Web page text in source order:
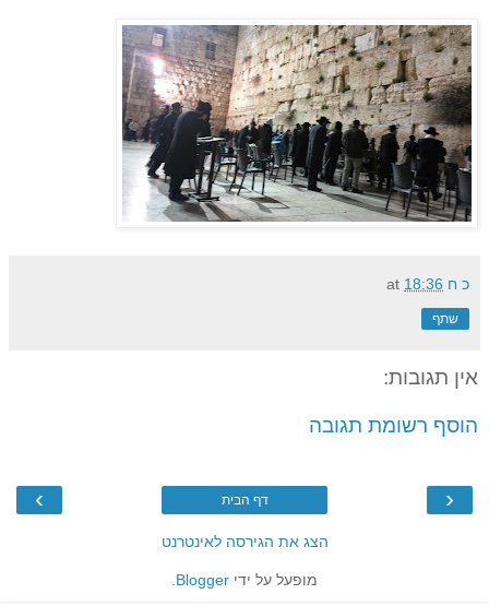
כ ח at 18:36
שתף
אין תגובות:
הוסף רשומת תגובה
‹
› דף הבית
הצג את הגירסה לאינטרנט
מופעל על ידי Blogger
.